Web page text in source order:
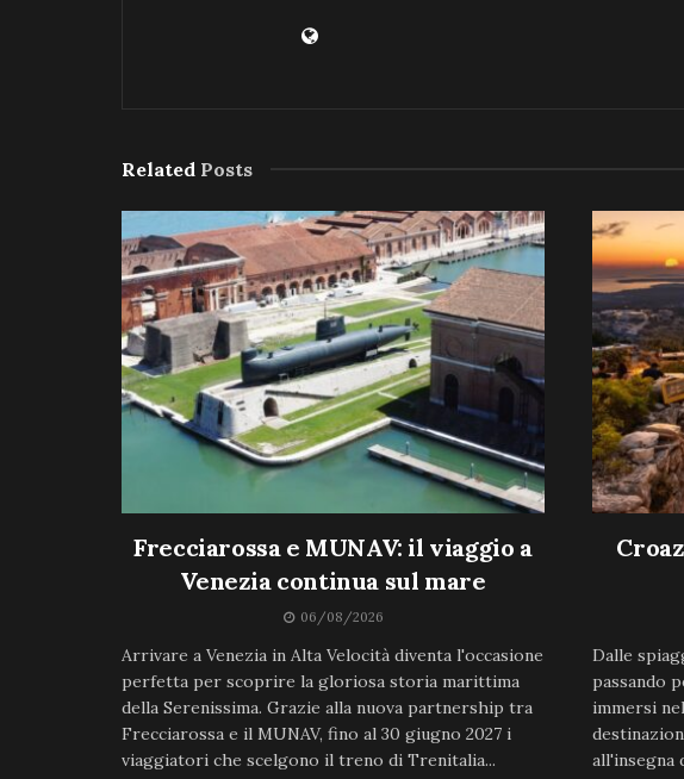
Related Posts
Frecciarossa e MUNAV: il viaggio a
Venezia continua sul mare
06/08/2026
Arrivare a Venezia in Alta Velocità diventa l'occasione
perfetta per scoprire la gloriosa storia marittima
della Serenissima. Grazie alla nuova partnership tra
Frecciarossa e il MUNAV, fino al 30 giugno 2027 i
viaggiatori che scelgono il treno di Trenitalia...
Dalle
passando
immersi
all'insegna